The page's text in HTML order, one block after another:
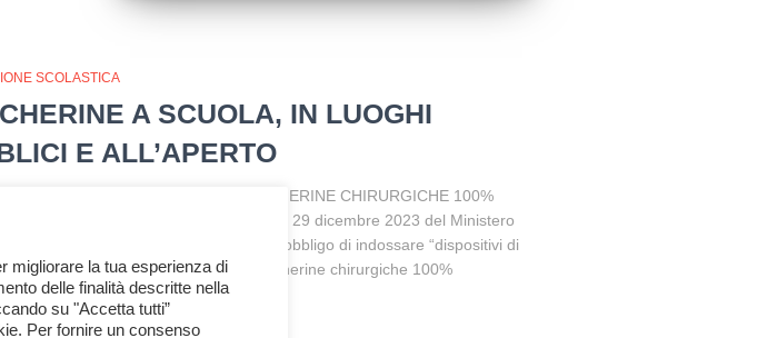
SCOLASTICA
A SCUOLA, IN LUOGHI
E ALL’APERTO
29 dicembre 2023 MASCHERINE CHIRURGICHE 100%
LAVABILE Gazzetta Ufficiale, Ordinanza 29 dicembre 2023 del Ministero
È prorogato fino al 30 giugno 2024 l’obbligo di indossare “dispositivi di
delle vie respiratorie”(dunque le mascherine chirurgiche 100%
,8 mesifa
migliorare la tua esperienza di
delle finalità descritte nella
su "Accetta tutti”
Per fornire un consenso